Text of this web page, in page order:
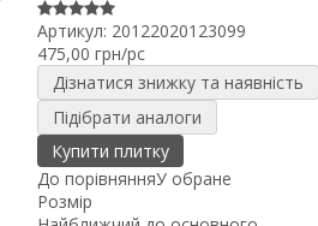
Артикул: 20122020123099
475,00 грн/pc
Дізнатися знижку та наявність
Підібрати аналоги
Купити плитку
До порівнянняУ обране
Розмір